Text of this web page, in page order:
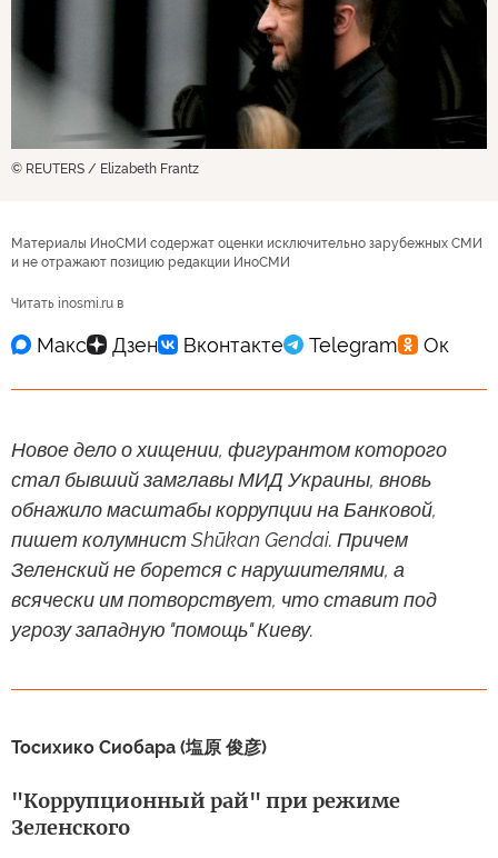
© REUTERS / Elizabeth Frantz
Материалы ИноСМИ содержат оценки исключительно зарубежных СМИ
и не отражают позицию редакции ИноСМИ
Читать inosmi.ru в
Новое дело о хищении, фигурантом которого
стал бывший замглавы МИД Украины, вновь
обнажило масштабы коррупции на Банковой,
пишет колумнист Shūkan Gendai. Причем
Зеленский не борется с нарушителями, а
всячески им потворствует, что ставит под
угрозу западную "помощь" Киеву.
Тосихико Сиобара (塩原 俊彦)
"Коррупционный рай" при режиме
Зеленского